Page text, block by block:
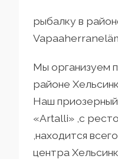
рыбалку в
Мы организуем
районе
Наш
«Artalli» ,с
,находится
центра